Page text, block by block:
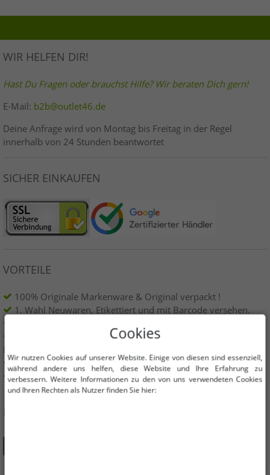
WIR HELFEN DIR!
Hast Du Fragen oder brauchst Hilfe? Wir beraten Dich gern!
E-Mail: b2b@outlet46.de
Deine Anfrage wird von Montag bis Freitag in der Regel
innerhalb von 24 Stunden beantwortet
SICHER EINKAUFEN
VORTEILE
100% Originale Markenware & Original verpackt !
1. Wahl Neuwaren, Etikettiert und mit Barcode versehen.
Mindestbestellwert ist 199€ netto | Keine
Mindestbestellmenge
Angebote bis zu 90% günstiger
Freie Größen und Mengen Auswahl
DU FINDEST UNS AUCH AUF
Cookies
Wir nutzen Cookies auf unserer Website. Einige von diesen sind essenziell,
während andere uns helfen, diese Website und Ihre Erfahrung zu
verbessern. Weitere Informationen zu den von uns verwendeten Cookies
und Ihren Rechten als Nutzer finden Sie hier: